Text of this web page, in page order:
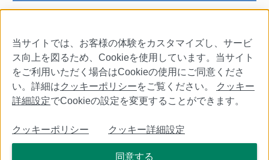
口腔ケア その他商品・別売品
個人情報保護について クッキーポリシー
当サイトでは、お客様の体験をカスタマイズし、サービ
ス向上を図るため、Cookieを使用しています。当サイト
をご利用いただく場合はCookieの使用にご同意くださ
い。詳細はクッキーポリシーをご覧ください。
クッキー
詳細設定でCookieの設定を変更することができます。
クッキーポリシー クッキー詳細設定
同意する